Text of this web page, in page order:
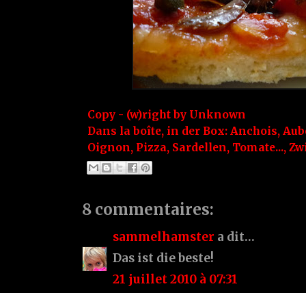
Copy - (w)right by Unknown
Dans la boîte, in der Box: Anchois,
Oignon, Pizza, Sardellen, Tomate...,
8 commentaires:
sammelhamster a dit…
Das ist die beste!
21 juillet 2010 à 07:31